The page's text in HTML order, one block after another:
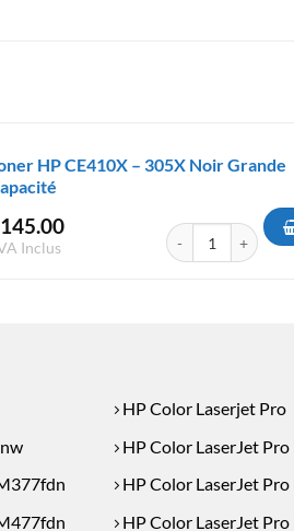
Capacité
HP CE410X – 305X Noir Grande
145.00
Inclus
quantité de Toner
HP Color Laserjet Pro
HP Color LaserJet
HP Color LaserJet
HP Color LaserJet